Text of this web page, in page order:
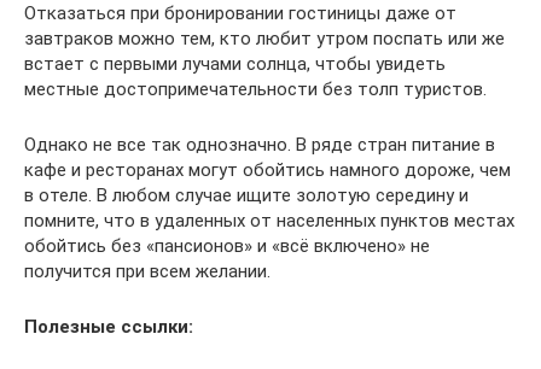
Отказаться при бронировании гостиницы даже от
завтраков можно тем, кто любит утром поспать или же
встает с первыми лучами солнца, чтобы увидеть
местные достопримечательности без толп туристов.
Однако не все так однозначно. В ряде стран питание в
кафе и ресторанах могут обойтись намного дороже, чем
в отеле. В любом случае ищите золотую середину и
помните, что в удаленных от населенных пунктов местах
обойтись без «пансионов» и «всё включено» не
получится при всем желании.
Полезные ссылки: